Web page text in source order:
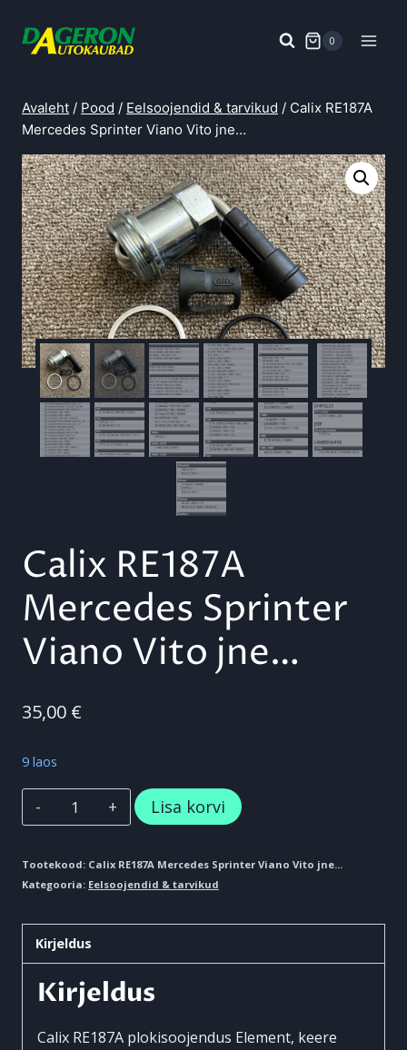
0
Avaleht / Pood / Eelsoojendid & tarvikud / Calix RE187A
Mercedes Sprinter Viano Vito jne…
Calix RE187A
Mercedes Sprinter
Viano Vito jne…
35,00 €
9 laos
Calix
RE187A
Mercedes
Sprinter
Viano
Vito
jne...
kogus
Lisa korvi
Tootekood: Calix RE187A Mercedes Sprinter Viano Vito jne...
Kategooria: Eelsoojendid & tarvikud
Kirjeldus
Kirjeldus
Calix RE187A plokisoojendus Element, keere